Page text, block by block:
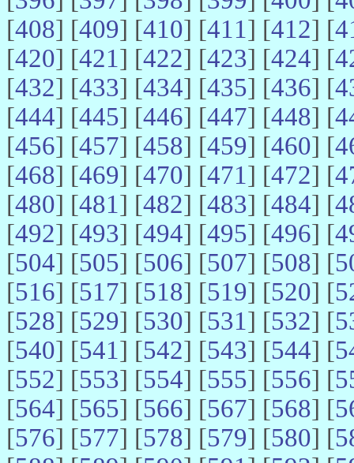
[408] [409] [410] [411] [412] [
[420] [421] [422] [423] [424] [
[432] [433] [434] [435] [436] [
[444] [445] [446] [447] [448] [
[456] [457] [458] [459] [460] [
[468] [469] [470] [471] [472] [
[480] [481] [482] [483] [484] [
[492] [493] [494] [495] [496] [
[504] [505] [506] [507] [508] [
[516] [517] [518] [519] [520] [
[528] [529] [530] [531] [532] [
[540] [541] [542] [543] [544] [
[552] [553] [554] [555] [556] [
[564] [565] [566] [567] [568] [
[576] [577] [578] [579] [580] [